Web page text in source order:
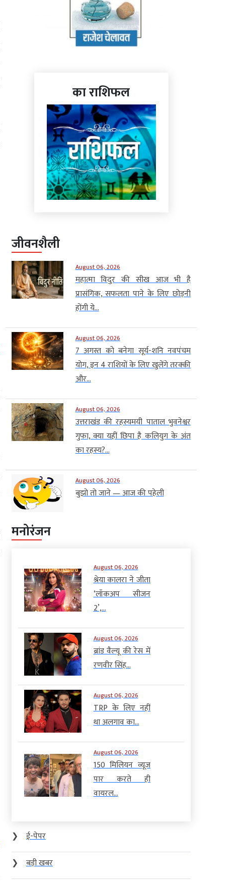
का राशिफल
जीवनशैली
August 06, 2026
महात्मा विदुर की सीख आज भी है
प्रासंगिक, सफलता पाने के लिए छोड़नी
होंगी ये...
August 06, 2026
7 अगस्त को बनेगा सूर्य-शनि नवपंचम
योग, इन 4 राशियों के लिए खुलेंगे तरक्की
और...
August 06, 2026
उत्तराखंड की रहस्यमयी पाताल भुवनेश्वर
गुफा, क्या यहीं छिपा है कलियुग के अंत
का रहस्य?...
August 06, 2026
बुझो तो जाने — आज की पहेली
मनोरंजन
August 06, 2026
श्रेया कालरा ने जीता
‘लॉकअप सीजन
2’,...
August 06, 2026
ब्रांड वैल्यू की रेस में
रणवीर सिंह...
August 06, 2026
TRP के लिए नहीं
था अलगाव का...
August 06, 2026
150 मिलियन व्यूज
पार करते ही
वायरल...
❯
ई-पेपर
❯
बड़ी खबर